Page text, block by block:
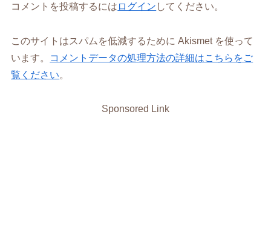
コメントを投稿するには ログイン してください。
このサイトはスパムを低減するために Akismet を使って
います。
コメントデータの処理方法の詳細はこちらをご
覧ください。
Sponsored Link